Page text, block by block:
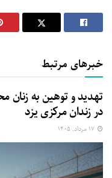
خبرهای مرتبط
تهدید و توهین به زنان
در زندان مرکزی یزد